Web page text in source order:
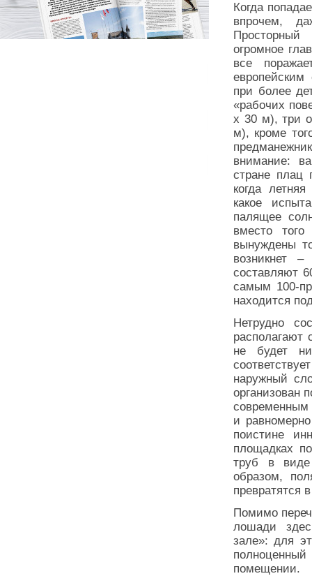
Когда
впрочем,
Просторный
огромное
все
при более
«рабочих
х 30 м), три
м), кроме
внимание:
стране плац
когда
какое
палящее
вместо
вынуждены
возникнет
составляют
самым 100-
находится
Нетрудно
не будет
наружный
организован
современным
и
поистине
площадках
труб в виде
образом,
превратятся
Помимо
лошади
зале»: для
помещении.